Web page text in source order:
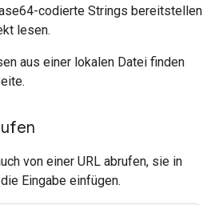
codierte Strings bereitstellen
lesen.
aus einer lokalen Datei finden
von einer URL abrufen, sie in
Eingabe einfügen.